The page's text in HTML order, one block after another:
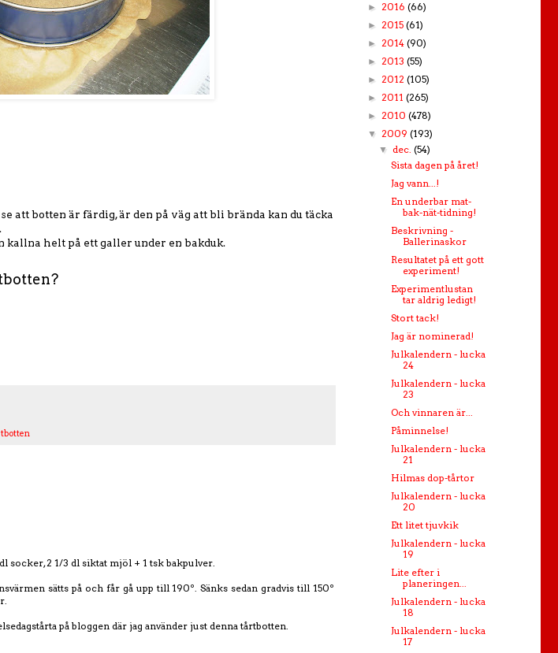
att botten är färdig, är den på väg att bli brända kan du täcka
kallna helt på ett galler under en bakduk.
socker, 2 1/3 dl siktat mjöl + 1 tsk bakpulver.
sätts på och får gå upp till 190º. Sänks sedan gradvis till 150º
på bloggen där jag använder just denna tårtbotten.
► 2016 (66)
► 2015 (61)
► 2014 (90)
► 2013 (55)
► 2012 (105)
► 2011 (265)
► 2010 (478)
▼ 2009 (193)
▼ dec.(54)
Sista dagen på året!
Jag vann...!
En underbar mat-
bak-nät-tidning!
Beskrivning -
Ballerinaskor
Resultatet på ett gott
experiment!
Experimentlustan
tar aldrig ledigt!
Stort tack!
Jag är nominerad!
Julkalendern - lucka
24
Julkalendern - lucka
23
Och vinnaren är...
Påminnelse!
Julkalendern - lucka
21
Hilmas dop-tårtor
Julkalendern - lucka
20
Ett litet tjuvkik
Julkalendern - lucka
19
Lite efter i
planeringen...
Julkalendern - lucka
18
Julkalendern - lucka
17